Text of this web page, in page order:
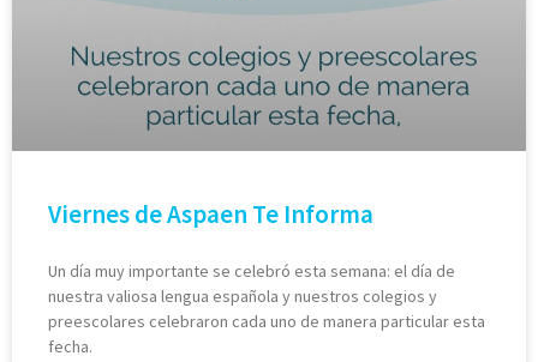
Viernes de Aspaen Te Informa
Un día muy importante se celebró esta semana: el día de
nuestra valiosa lengua española y nuestros colegios y
preescolares celebraron cada uno de manera particular esta
fecha.